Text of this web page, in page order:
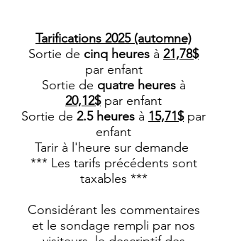
Tarifications 2025 (automne)
Sortie de cinq heures à 21,78$
par enfant
Sortie de quatre heuresà
20,12$par enfant
Sortie de 2.5 heures à 15,71$par
enfant
Tarir à l'heure sur demande
*** Les tarifs précédents sont
taxables ***
Considérant les commentaires
et le sondage rempli par nos